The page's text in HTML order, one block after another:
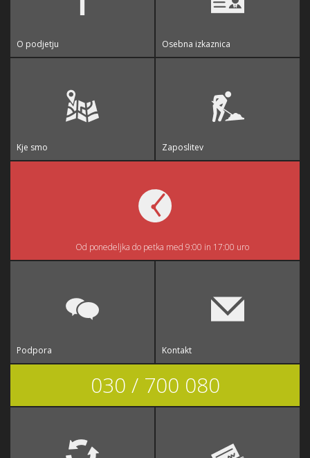
O podjetju Osebna izkaznica
Kje smo Zaposlitev
Od ponedeljka do petka med 9:00 in 17:00 uro
Podpora Kontakt
030 / 700 080